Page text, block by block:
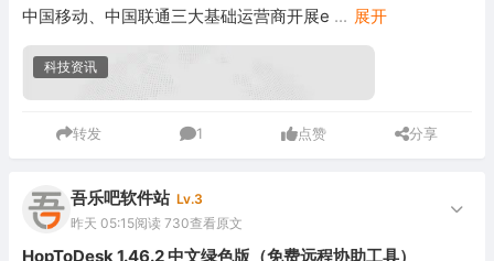
中国移动、中国联通三大基础运营商开展e ... 展开
科技资讯
转发 1 点赞 分享
吾乐吧软件站 Lv.3
昨天 05:15阅读 730查看原文
HopToDesk 1.46.2 中文绿色版（免费远程协助工具）